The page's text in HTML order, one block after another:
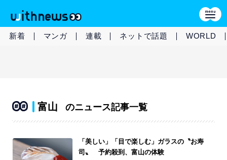
新着 マンガ 連載 ネットで話題 WORLD
富山 のニュース記事一覧
「美しい」「目で楽しむ」ガラスの〝お寿
司〟 予約殺到、富山の体験